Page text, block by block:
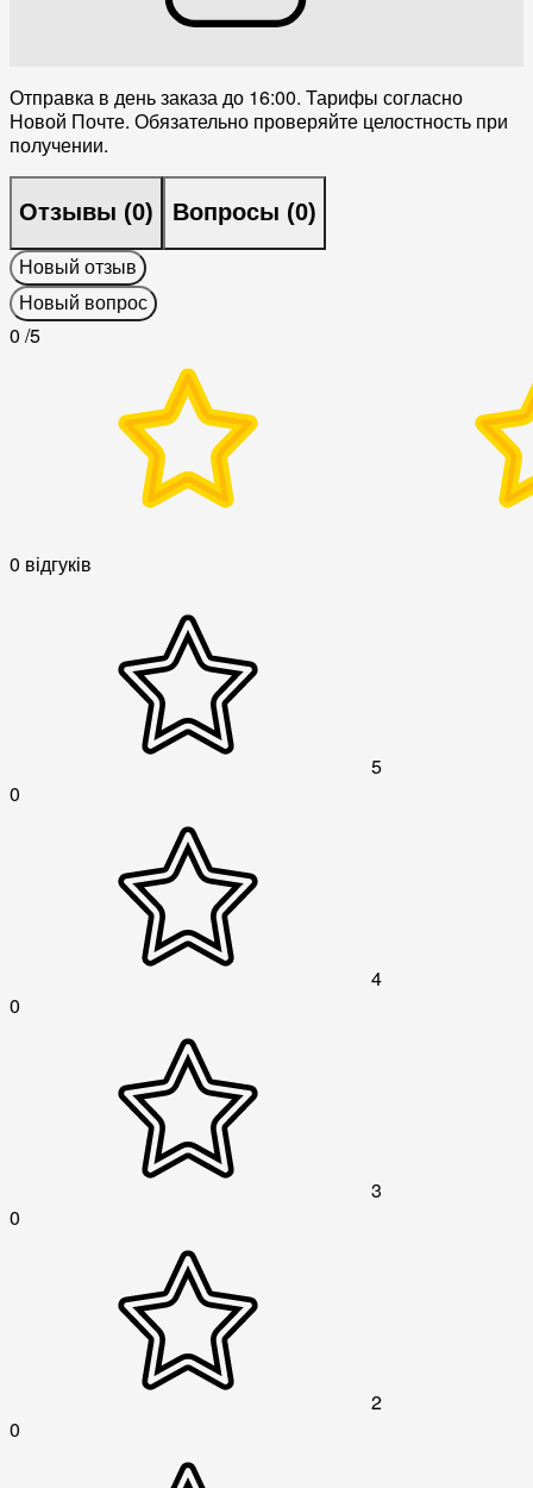
Отправка в день заказа до 16:00. Тарифы согласно
Новой Почте. Обязательно проверяйте целостность при
получении.
Отзывы (0) Вопросы (0)
Новый отзыв
Новый вопрос
0 /5
0 відгуків
5
0
4
0
3
0
2
0